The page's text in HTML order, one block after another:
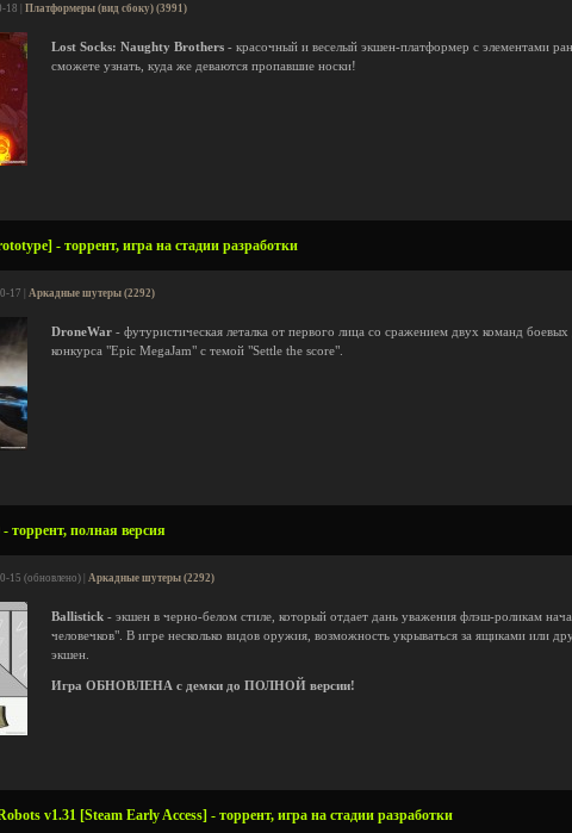
18 | Платформеры (вид сбоку) (3991)
Lost Socks: Naughty Brothers - красочный и веселый экшен-платформер с элементами
сможете узнать, куда же деваются пропавшие носки!
- торрент, игра на стадии разработки
17 | Аркадные шутеры (2292)
DroneWar - футуристическая леталка от первого лица со сражением двух команд
конкурса "Epic MegaJam" с темой "Settle the score".
торрент, полная версия
15 (обновлено) | Аркадные шутеры (2292)
Ballistick - экшен в черно-белом стиле, который отдает дань уважения флэш-роликам
человечков". В игре несколько видов оружия, возможность укрываться за ящиками или
экшен.
Игра ОБНОВЛЕНА с демки до ПОЛНОЙ версии!
v1.31 [Steam Early Access] - торрент, игра на стадии разработки